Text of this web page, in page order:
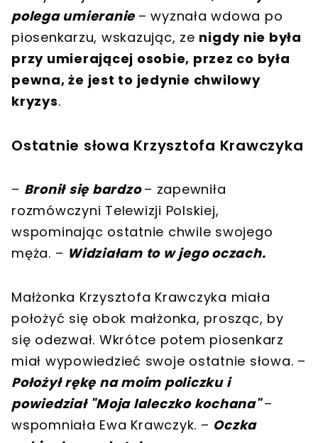
polega umieranie – wyznała wdowa po
piosenkarzu, wskazując, ze nigdy nie była
przy umierającej osobie, przez co była
pewna, że jest to jedynie chwilowy
kryzys.
Ostatnie słowa Krzysztofa Krawczyka
– Bronił się bardzo– zapewniła
rozmówczyni Telewizji Polskiej,
wspominając ostatnie chwile swojego
męża. – Widziałam to w jego oczach.
Małżonka Krzysztofa Krawczyka miała
położyć się obok małżonka, prosząc, by
się odezwał. Wkrótce potem piosenkarz
miał wypowiedzieć swoje ostatnie słowa. –
Położył rękę na moim policzku i
powiedział "Moja laleczko kochana"–
wspomniała Ewa Krawczyk. – Oczka